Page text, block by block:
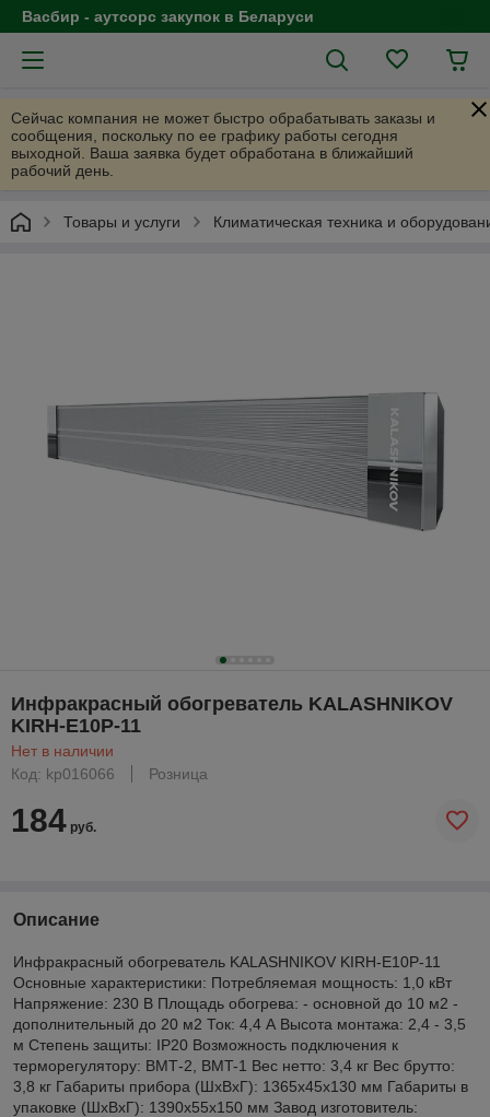
Васбир - аутсорс закупок в Беларуси
Сейчас компания не может быстро обрабатывать заказы и
сообщения, поскольку по ее графику работы сегодня
выходной. Ваша заявка будет обработана в ближайший
рабочий день.
Товары и услуги Климатическая техника и
Инфракрасный обогреватель KALASHNIKOV
KIRH-E10P-11
Нет в наличии
Код: kp016066
Розница
184 руб.
Описание
Инфракрасный обогреватель KALASHNIKOV KIRH-E10P-11
Основные характеристики: Потребляемая мощность: 1,0 кВт
Напряжение: 230 В Площадь обогрева: - основной до 10 м2 -
дополнительный до 20 м2 Ток: 4,4 А Высота монтажа: 2,4 - 3,5
м Степень защиты: IP20 Возможность подключения к
терморегулятору: ВМТ-2, BMT-1 Вес нетто: 3,4 кг Вес брутто:
3,8 кг Габариты прибора (ШхВхГ): 1365x45x130 мм Габариты в
упаковке (ШхВхГ): 1390x55x150 мм Завод изготовитель: